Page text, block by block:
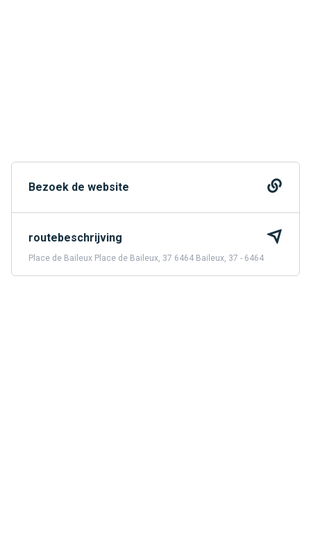
Bezoek de website
routebeschrijving
Place de Baileux Place de Baileux, 37 6464 Baileux, 37 - 6464